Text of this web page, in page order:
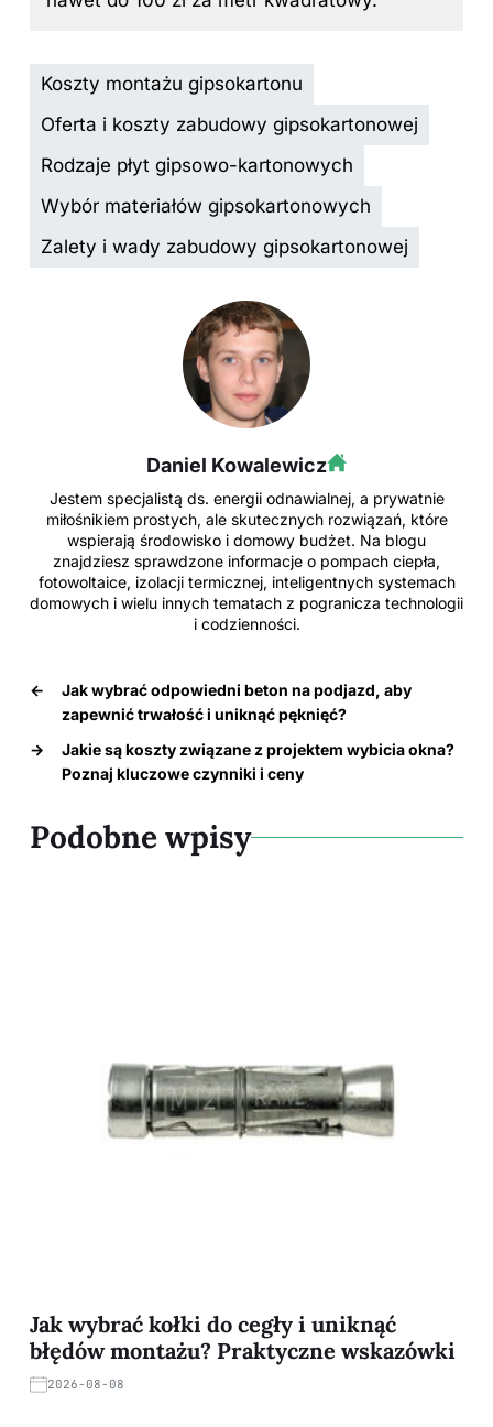
Koszty montażu gipsokartonu
Oferta i koszty zabudowy gipsokartonowej
Rodzaje płyt gipsowo-kartonowych
Wybór materiałów gipsokartonowych
Zalety i wady zabudowy gipsokartonowej
Daniel Kowalewicz
Jestem specjalistą ds. energii odnawialnej, a prywatnie
miłośnikiem prostych, ale skutecznych rozwiązań, które
wspierają środowisko i domowy budżet. Na blogu
znajdziesz sprawdzone informacje o pompach ciepła,
fotowoltaice, izolacji termicznej, inteligentnych systemach
domowych i wielu innych tematach z pogranicza technologii
i codzienności.
←
Jak wybrać odpowiedni beton na podjazd, aby
zapewnić trwałość i uniknąć pęknięć?
→
Jakie są koszty związane z projektem wybicia okna?
Poznaj kluczowe czynniki i ceny
Podobne wpisy
Jak wybrać kołki do cegły i uniknąć
błędów montażu? Praktyczne wskazówki
2026-08-08